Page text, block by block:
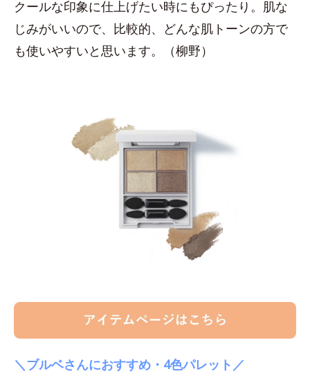
クールな印象に仕上げたい時にもぴったり。肌な
じみがいいので、比較的、どんな肌トーンの方で
も使いやすいと思います。（柳野）
＼ブルベさんにおすすめ・4色パレット／